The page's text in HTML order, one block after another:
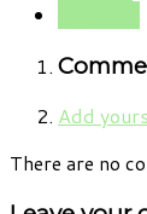
Add yours
There are no